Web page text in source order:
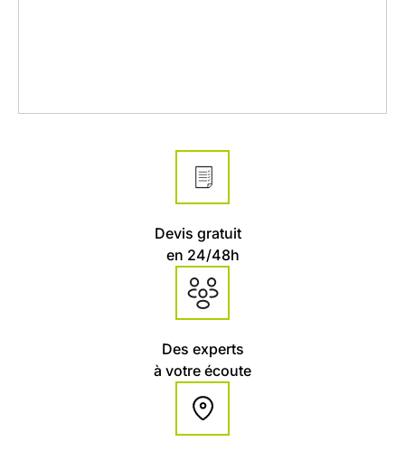
Devis gratuit
en 24/48h
Des experts
à votre écoute